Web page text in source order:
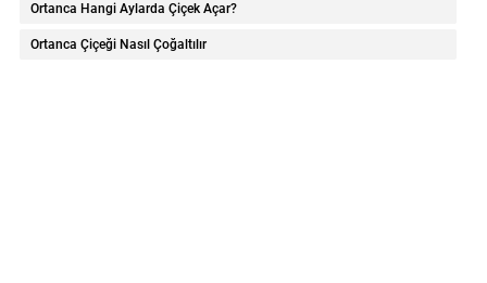
Ortanca Hangi Aylarda Çiçek Açar?
Ortanca Çiçeği Nasıl Çoğaltılır